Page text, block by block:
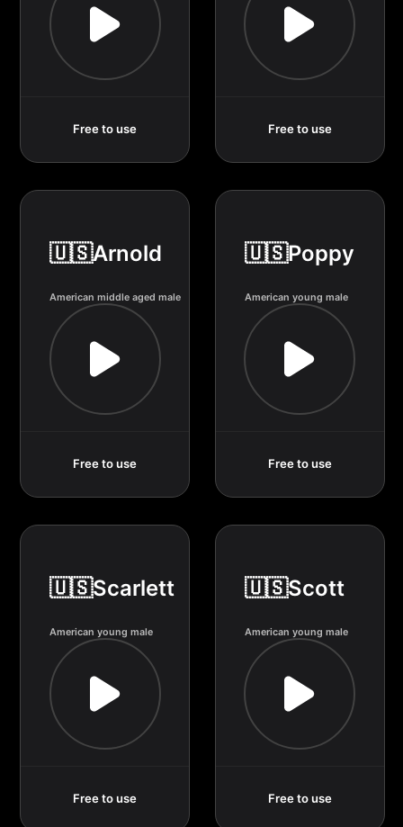
Free to use Free to use
🇺🇸Arnold
American middle aged male
Free to use
🇺🇸Poppy
American young male
Free to use
🇺🇸Scarlett
American young male
Free to use
🇺🇸Scott
American young male
Free to use